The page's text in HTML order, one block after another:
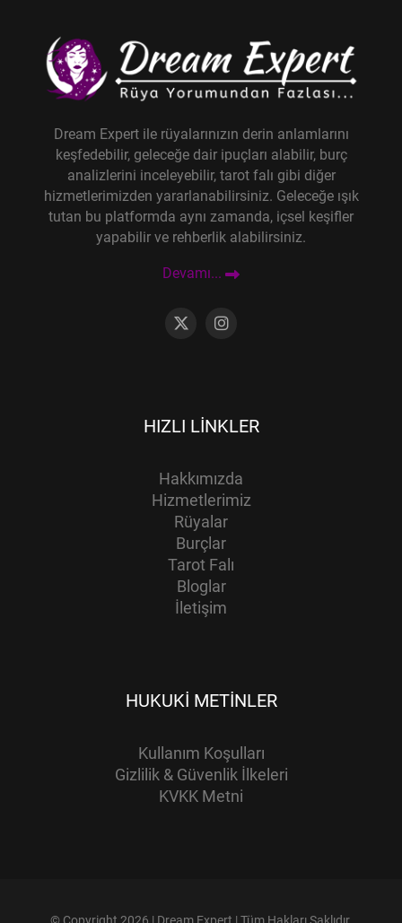
Dream Expert ile rüyalarınızın derin anlamlarını
keşfedebilir, geleceğe dair ipuçları alabilir, burç
analizlerini inceleyebilir, tarot falı gibi diğer
hizmetlerimizden yararlanabilirsiniz. Geleceğe ışık
tutan bu platformda aynı zamanda, içsel keşifler
yapabilir ve rehberlik alabilirsiniz.
Devamı...
HIZLI LINKLER
Hakkımızda
Hizmetlerimiz
Rüyalar
Burçlar
Tarot Falı
Bloglar
İletişim
HUKUKI METINLER
Kullanım Koşulları
Gizlilik & Güvenlik İlkeleri
KVKK Metni